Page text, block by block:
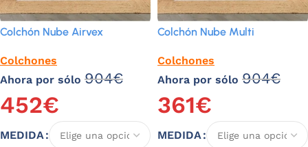
Colchón Nube Airvex
Colchones
Ahora por sólo 904€
452€
MEDIDA
Colchón Nube Multi
Colchones
Ahora por sólo 904€
361€
MEDIDA